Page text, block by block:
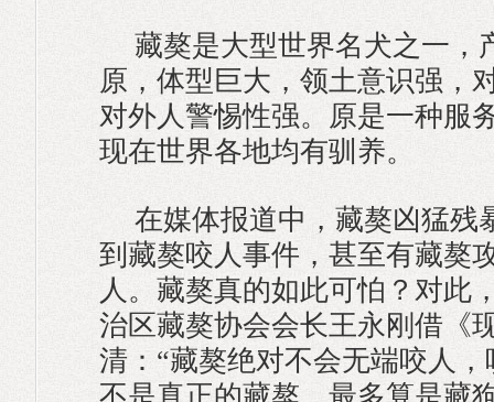
藏獒是大型世界名犬之一，
原，体型巨大，领土意识强，
对外人警惕性强。原是一种服
现在世界各地均有驯养。
在媒体报道中，藏獒凶猛残
到藏獒咬人事件，甚至有藏獒
人。藏獒真的如此可怕？对此
治区藏獒协会会长王永刚借《
清：“藏獒绝对不会无端咬人